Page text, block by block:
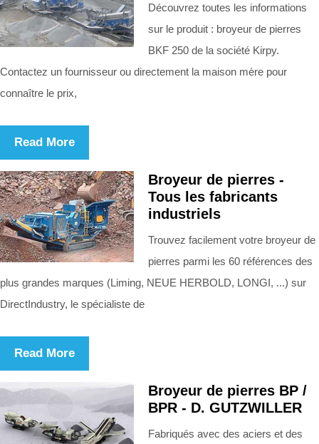
Découvrez toutes les informations
sur le produit : broyeur de pierres
BKF 250 de la société Kirpy.
Contactez un fournisseur ou directement la maison mère pour
connaître le prix,
Read More
Broyeur de pierres -
Tous les fabricants
industriels
Trouvez facilement votre broyeur de
pierres parmi les 60 références des
plus grandes marques (Liming, NEUE HERBOLD, LONGI, ...) sur
DirectIndustry, le spécialiste de
Read More
Broyeur de pierres BP /
BPR - D. GUTZWILLER
Fabriqués avec des aciers et des